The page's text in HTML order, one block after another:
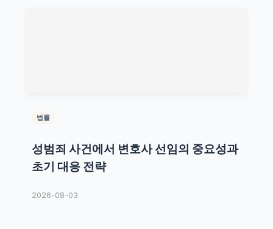
법률
성범죄 사건에서 변호사 선임의 중요성과
초기 대응 전략
2026-08-03